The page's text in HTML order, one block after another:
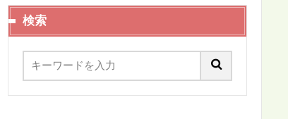
検索